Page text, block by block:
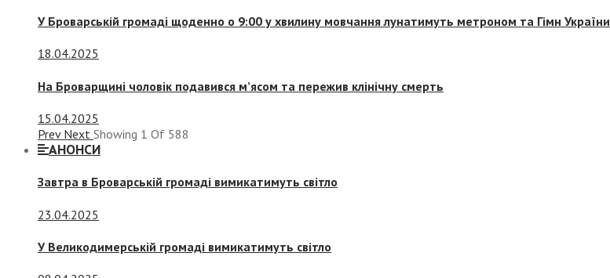
У Броварській громаді щоденно о 9:00 у хвилину мовчання лунатимуть метроном та Гімн України
18.04.2025
На Броварщині чоловік подавився м’ясом та пережив клінічну смерть
15.04.2025
Prev Next Showing 1 Of 588
АНОНСИ
Завтра в Броварській громаді вимикатимуть світло
23.04.2025
У Великодимерській громаді вимикатимуть світло